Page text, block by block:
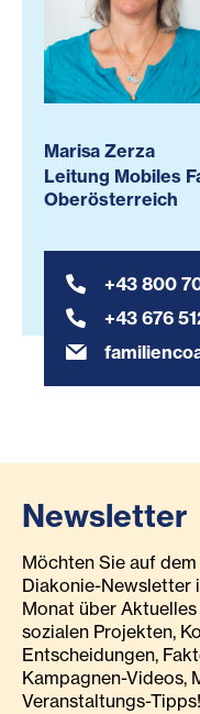
Marisa Zerza
Leitung Mobiles
Oberösterreich
+43 800
+43 676
Newsletter
Möchten Sie auf
Diakonie-Newsletter
Monat über
sozialen Projekten,
Entscheidungen,
Kampagnen-Videos,
Veranstaltungs-Tipps!